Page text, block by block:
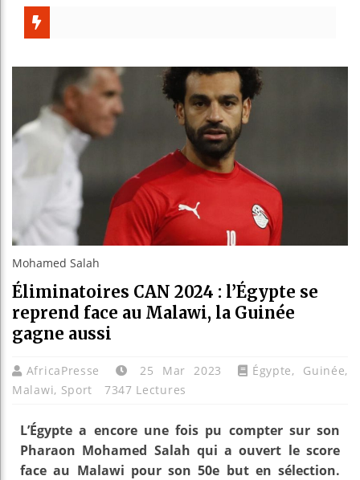
Mohamed Salah
Éliminatoires CAN 2024 : l’Égypte se
reprend face au Malawi, la Guinée
gagne aussi
AfricaPresse 25 Mar 2023 Égypte, Guinée,
Malawi, Sport 7347 Lectures
L’Égypte a encore une fois pu compter sur son
Pharaon Mohamed Salah qui a ouvert le score
face au Malawi pour son 50e but en sélection.